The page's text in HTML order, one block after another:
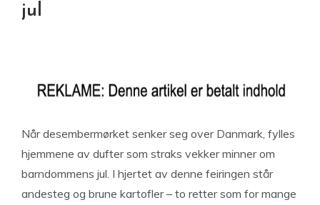
jul
Når desembermørket senker seg over Danmark, fylles
hjemmene av dufter som straks vekker minner om
barndommens jul. I hjertet av denne feiringen står
andesteg og brune kartofler – to retter som for mange